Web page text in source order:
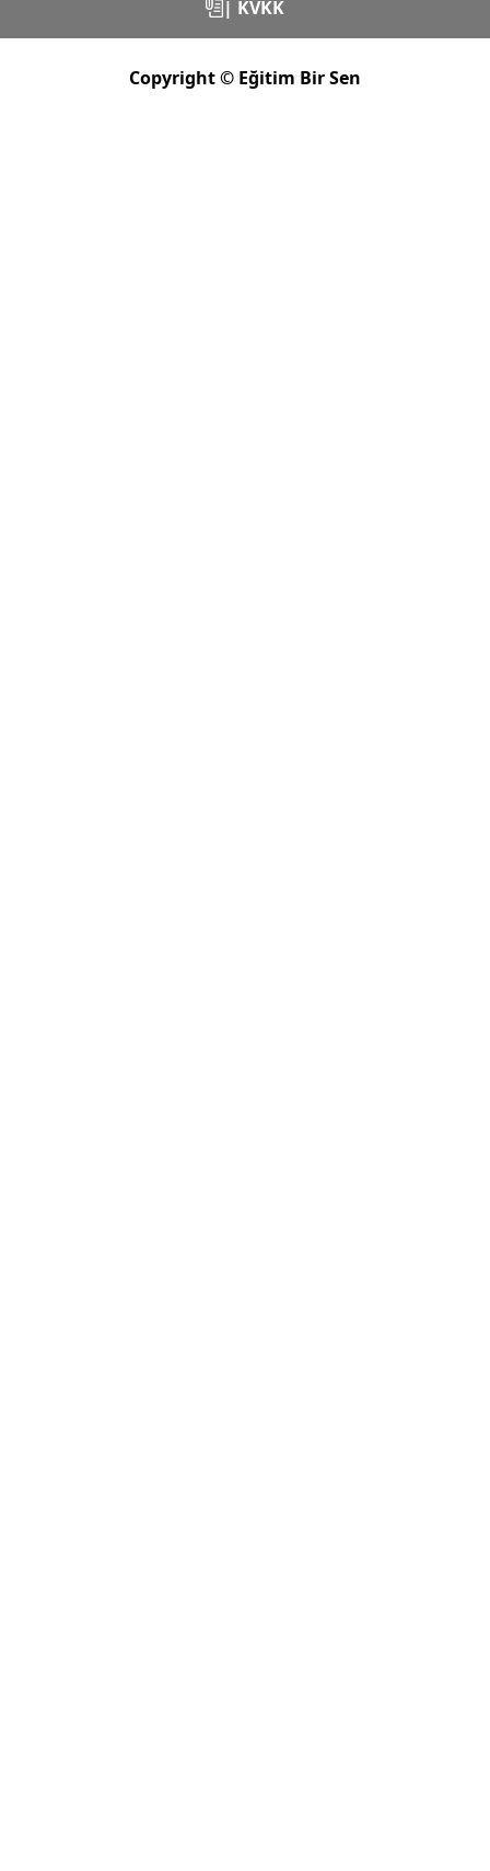
Copyright © Eğitim Bir Sen
| KVKK